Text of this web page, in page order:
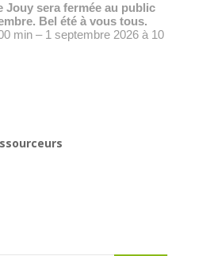
Jouy sera fermée au public
Bel été à vous tous.
min – 1 septembre 2026 à 10